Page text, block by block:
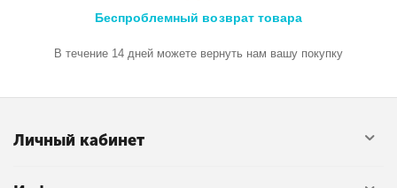
Беспроблемный возврат товара
В течение 14 дней можете вернуть нам вашу покупку
Личный кабинет